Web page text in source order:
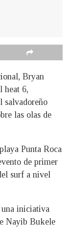
Bryan
heat 6,
salvadoreño
las olas de
Punta Roca
de primer
surf a nivel
iniciativa
Nayib Bukele